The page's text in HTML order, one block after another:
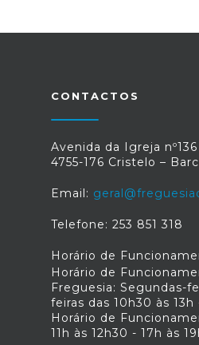
CONTACTOS
Avenida da Igreja nº136
4755-176 Cristelo –
Email:
Telefone: 253 851 318
Horário de
Horário de
Freguesia: Segundas-
feiras das 10h30 às 13h
Horário de
11h às 12h30 - 17h às